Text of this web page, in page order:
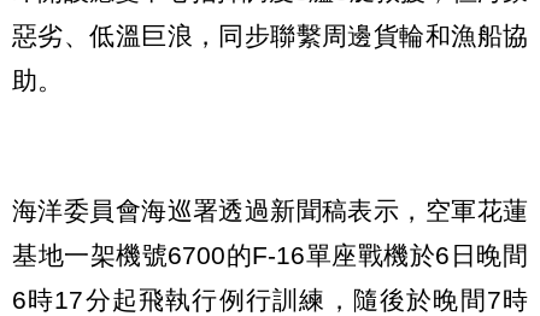
惡劣、低溫巨浪，同步聯繫周邊貨輪和漁船協
助。
海洋委員會海巡署透過新聞稿表示，空軍花蓮
基地一架機號6700的F-16單座戰機於6日晚間
6時17分起飛執行例行訓練，隨後於晚間7時